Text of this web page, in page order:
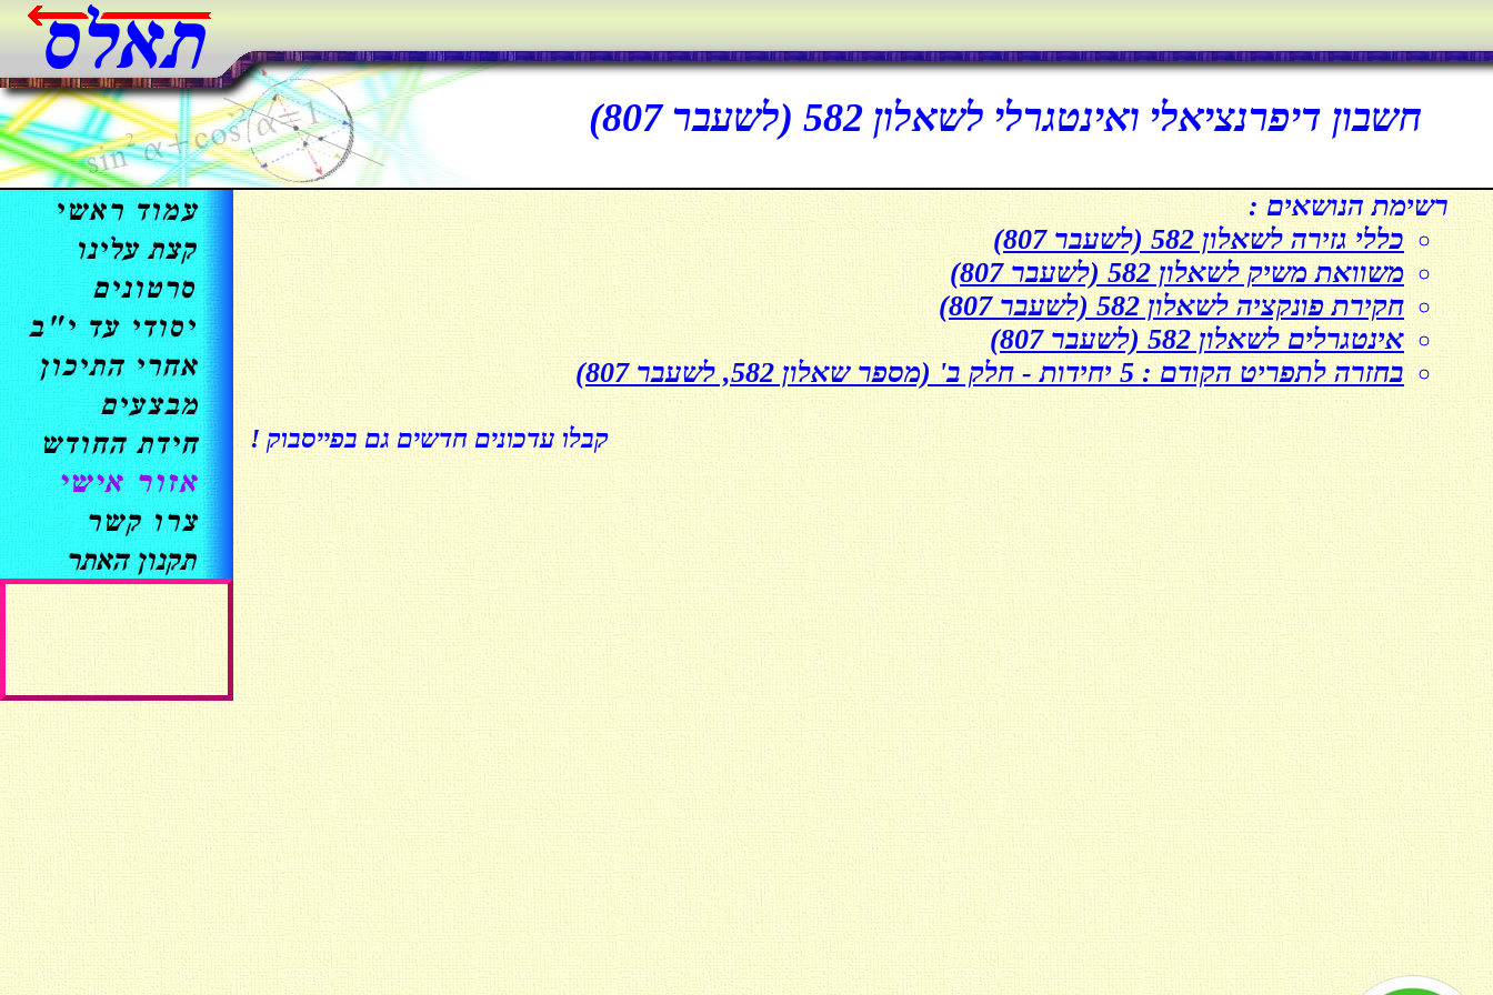
ברוכים הבאים !
חשבון דיפרנציאלי ואינטגרלי לשאלון 582 (לשעבר 807)
רשימת הנושאים :
כללי גזירה לשאלון 582 (לשעבר 807)
משוואת משיק לשאלון 582 (לשעבר 807)
חקירת פונקציה לשאלון 582 (לשעבר 807)
אינטגרלים לשאלון 582 (לשעבר 807)
בחזרה לתפריט הקודם : 5 יחידות - חלק ב' (מספר שאלון 582, לשעבר 807)
קבלו עדכונים חדשים גם בפייסבוק !